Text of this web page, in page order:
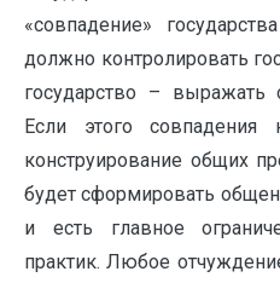
«совпадение»
должно контролировать
государство – выражать
Если этого совпадения
конструирование общих
будет сформировать
и есть главное
практик. Любое